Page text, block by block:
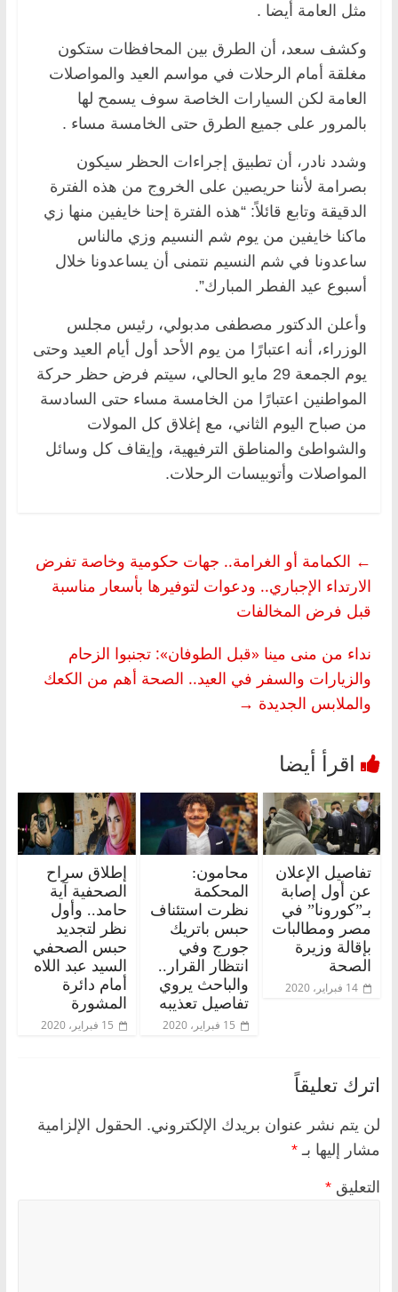
مثل العامة أيضا .
وكشف سعد، أن الطرق بين المحافظات ستكون
مغلقة أمام الرحلات في مواسم العيد والمواصلات
العامة لكن السيارات الخاصة سوف يسمح لها
بالمرور على جميع الطرق حتى الخامسة مساء .
وشدد نادر، أن تطبيق إجراءات الحظر سيكون
بصرامة لأننا حريصين على الخروج من هذه الفترة
الدقيقة وتابع قائلاً: “هذه الفترة إحنا خايفين منها زي
ماكنا خايفين من يوم شم النسيم وزي مالناس
ساعدونا في شم النسيم نتمنى أن يساعدونا خلال
أسبوع عيد الفطر المبارك”.
وأعلن الدكتور مصطفى مدبولي، رئيس مجلس
الوزراء، أنه اعتبارًا من يوم الأحد أول أيام العيد وحتى
يوم الجمعة 29 مايو الحالي، سيتم فرض حظر حركة
المواطنين اعتبارًا من الخامسة مساء حتى السادسة
من صباح اليوم الثاني، مع إغلاق كل المولات
والشواطئ والمناطق الترفيهية، وإيقاف كل وسائل
المواصلات وأتوبيسات الرحلات.
← الكمامة أو الغرامة.. جهات حكومية وخاصة تفرض
الارتداء الإجباري.. ودعوات لتوفيرها بأسعار مناسبة
قبل فرض المخالفات
نداء من منى مينا «قبل الطوفان»: تجنبوا الزحام
والزيارات والسفر في العيد.. الصحة أهم من الكعك
والملابس الجديدة →
تفاصيل الإعلان
عن أول إصابة
بـ”كورونا” في
مصر ومطالبات
بإقالة وزيرة
الصحة
14 فبراير، 2020
محامون:
المحكمة
نظرت استئناف
حبس باتريك
جورج وفي
انتظار القرار..
والباحث يروي
تفاصيل تعذيبه
15 فبراير، 2020
إطلاق سراح
الصحفية آية
حامد.. وأول
نظر لتجديد
حبس الصحفي
السيد عبد اللاه
أمام دائرة
المشورة
15 فبراير، 2020
اترك تعليقاً
لن يتم نشر عنوان بريدك الإلكتروني. الحقول الإلزامية
مشار إليها بـ *
التعليق *